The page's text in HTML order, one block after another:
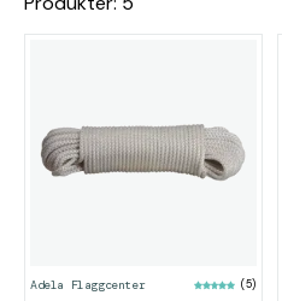
Adela Flaggcenter (5)